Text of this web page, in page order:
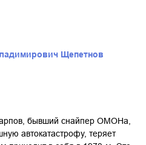
Щепетнов
бывший снайпер ОМОНа,
автокатастрофу, теряет